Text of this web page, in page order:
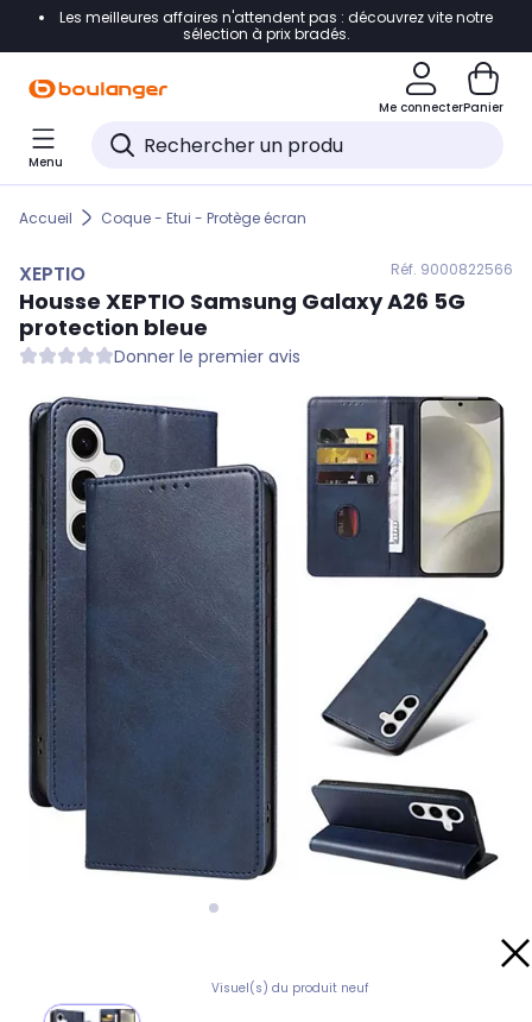
Accéder directement à la navigation
Accéder directement au pied de page
Accéder directement au chatbot
Les meilleures affaires n'attendent pas : découvrez vite notre
sélection à prix bradés.
Me connecterPanier
Menu
Accueil Coque - Etui - Protège écran
XEPTIO Réf. 9000822566
Housse XEPTIO Samsung Galaxy A26 5G
protection bleue
Donner le premier avis
Visuel(s) du produit neuf